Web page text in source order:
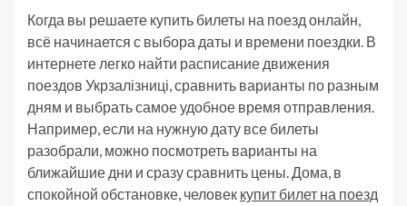
Когда вы решаете купить билеты на поезд онлайн,
всё начинается с выбора даты и времени поездки. В
интернете легко найти расписание движения
поездов Укрзалізниці, сравнить варианты по разным
дням и выбрать самое удобное время отправления.
Например, если на нужную дату все билеты
разобрали, можно посмотреть варианты на
ближайшие дни и сразу сравнить цены. Дома, в
спокойной обстановке, человек купит билет на поезд